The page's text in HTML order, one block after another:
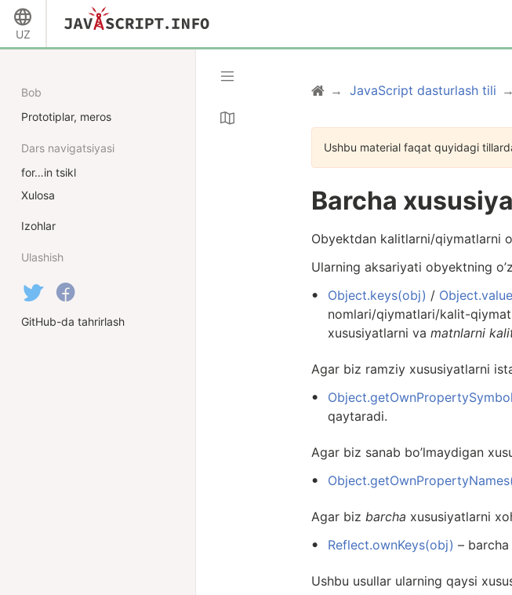
UZ
JavaScript dasturlash tili
Ushbu material faqat quyidagi
Barcha
Obyektdan kalitlarni/qiymatlarni
Ularning aksariyati obyektning
Object.keys(obj) /
nomlari/qiymatlari/kalit-
xususiyatlarni va matnlarni
Agar biz ramziy xususiyatlarni
qaytaradi.
Agar biz sanab bo’lmaydigan
Agar biz barcha xususiyatlarni
Reflect.ownKeys(obj) –
Ushbu usullar ularning qaysi
Bob
Prototiplar, meros
Dars navigatsiyasi
for…in tsikl
Xulosa
Izohlar
Ulashish
GitHub-da tahrirlash